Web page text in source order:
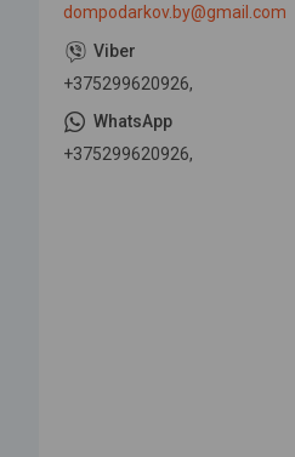
dompodarkov.by@gmail.com
+375299620926,
+375299620926,